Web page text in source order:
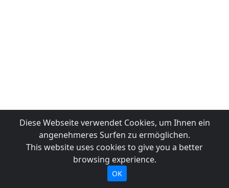
Diese Webseite verwendet Cookies, um Ihnen ein
angenehmeres Surfen zu ermöglichen.
This website uses cookies to give you a better
browsing experience.
OK